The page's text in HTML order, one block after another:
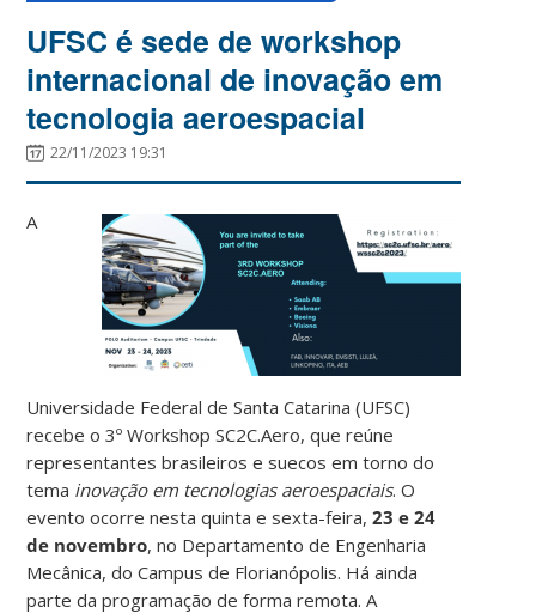
UFSC é sede de workshop
internacional de inovação em
tecnologia aeroespacial
22/11/2023 19:31
A
Universidade Federal de Santa Catarina (UFSC)
recebe o 3º Workshop SC2C.Aero, que reúne
representantes brasileiros e suecos em torno do
tema inovação em tecnologias aeroespaciais. O
evento ocorre nesta quinta e sexta-feira,23 e 24
de novembro, no Departamento de Engenharia
Mecânica, do Campus de Florianópolis. Há ainda
parte da programação de forma remota. A